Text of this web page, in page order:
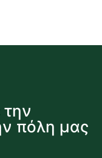
την
πόλη μας